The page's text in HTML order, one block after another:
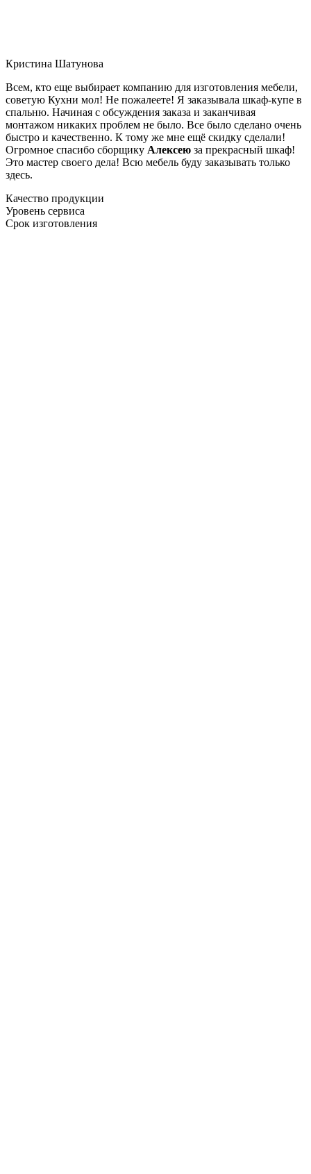
Кристина Шатунова
Всем, кто еще выбирает компанию для изготовления мебели,
советую Кухни мол! Не пожалеете! Я заказывала шкаф-купе в
спальню. Начиная с обсуждения заказа и заканчивая
монтажом никаких проблем не было. Все было сделано очень
быстро и качественно. К тому же мне ещё скидку сделали!
Огромное спасибо сборщику Алексею за прекрасный шкаф!
Это мастер своего дела! Всю мебель буду заказывать только
здесь.
Качество продукции
Уровень сервиса
Срок изготовления